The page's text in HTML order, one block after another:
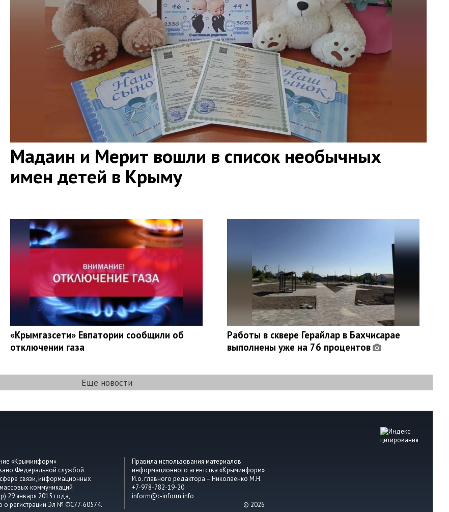
Мадаин и Мерит вошли в список необычных
имен детей в Крыму
«Крымгазсети» Евпатории сообщили об
отключении газа
Работы в сквере Герайлар в Бахчисарае
выполнены уже на 76 процентов
Еще новости
«Крыминформ»
Федеральной службой
связи, информационных
коммуникаций
29 января 2015 года,
о регистрации Эл № ФС77-60574.
Правила использования материалов
информационного агентства «Крыминформ»
И.о. главного редактора – Николаенко М.Н.
+7-978-782-19-20
inform@c-inform.info
© 2026